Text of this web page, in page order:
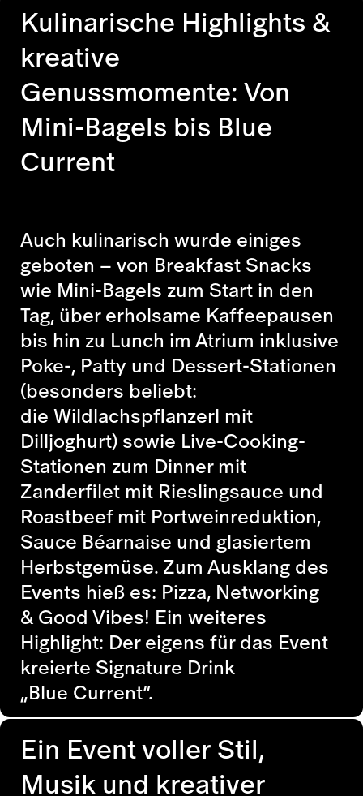
Kulinarische Highlights &
kreative
Genussmomente: Von
Mini-Bagels bis Blue
Current
Auch kulinarisch wurde einiges
geboten – von Breakfast Snacks
wie Mini-Bagels zum Start in den
Tag, über erholsame Kaffeepausen
bis hin zu Lunch im Atrium inklusive
Poke-, Pattyund Dessert-Stationen
(besonders beliebt:
dieWildlachspflanzerl mit
Dilljoghurt) sowie Live-Cooking-
Stationen zum Dinner mit
Zanderfilet mit Rieslingsauce und
Roastbeef mit Portweinreduktion,
Sauce Béarnaise und glasiertem
Herbstgemüse. Zum Ausklang des
Events hieß es: Pizza, Networking
&GoodVibes! Ein weiteres
Highlight: Der eigens für das Event
kreierte Signature Drink
„Blue Current“.
Ein Event voller Stil,
Musik und kreativer